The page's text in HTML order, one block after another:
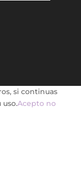
si continuas
uso.Acepto no